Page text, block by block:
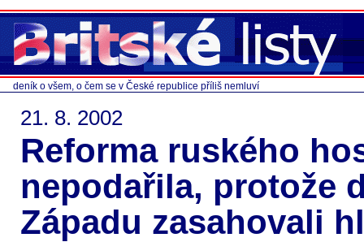
deník o všem, o čem se v České republice příliš nemluví
21. 8. 2002
Reforma ruského
nepodařila, protože
Západu zasahovali